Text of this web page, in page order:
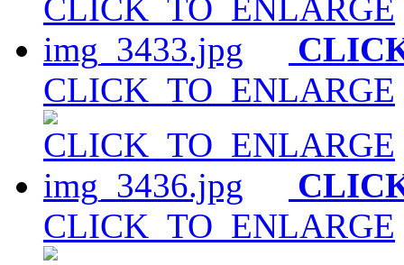
CLICK_TO_ENLARGE
CLICK_TO_ENLARGE